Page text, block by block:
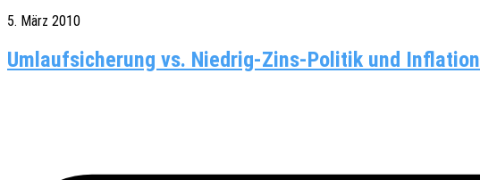
5. März 2010
Umlaufsicherung vs. Niedrig-Zins-Politik und